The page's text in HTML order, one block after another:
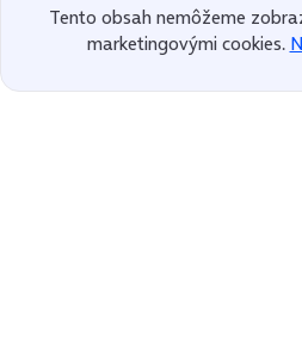
Tento obsah nemôžeme
marketingovými cookies.